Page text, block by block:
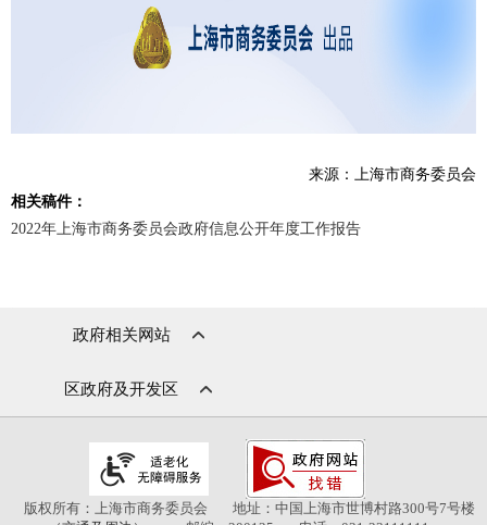
来源：上海市商务委员会
相关稿件：
2022年上海市商务委员会政府信息公开年度工作报告
政府相关网站
区政府及开发区
版权所有：上海市商务委员会
地址：中国上海市世博村路300号7号楼